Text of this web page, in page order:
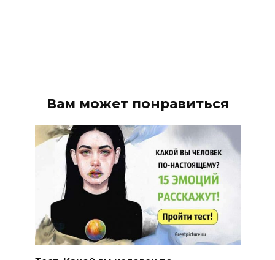
Вам может понравиться